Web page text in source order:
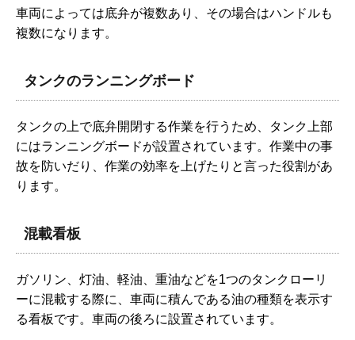
車両によっては底弁が複数あり、その場合はハンドルも
複数になります。
タンクのランニングボード
タンクの上で底弁開閉する作業を行うため、タンク上部
にはランニングボードが設置されています。作業中の事
故を防いだり、作業の効率を上げたりと言った役割があ
ります。
混載看板
ガソリン、灯油、軽油、重油などを1つのタンクローリ
ーに混載する際に、車両に積んである油の種類を表示す
る看板です。車両の後ろに設置されています。